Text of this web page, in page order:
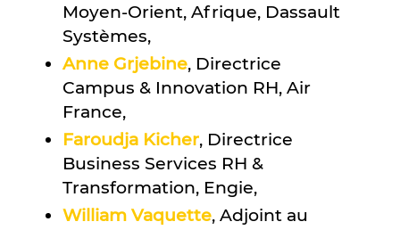
Moyen-Orient, Afrique, Dassault
Systèmes,
Anne Grjebine, Directrice
Campus & Innovation RH, Air
France,
Faroudja Kicher, Directrice
Business Services RH &
Transformation, Engie,
William Vaquette, Adjoint au